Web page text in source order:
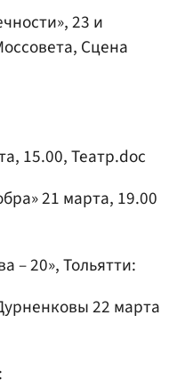
23 и
Сцена
15.00, Театр.doc
21 марта, 19.00
– 20», Тольятти:
22 марта